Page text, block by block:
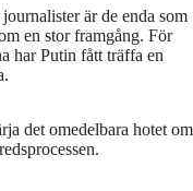
är de enda som
en stor framgång. För
har Putin fått träffa en
det omedelbara hotet om